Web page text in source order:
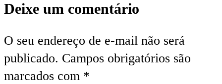
Deixe um comentário
O seu endereço de e-mail não será
publicado. Campos obrigatórios são
marcados com *